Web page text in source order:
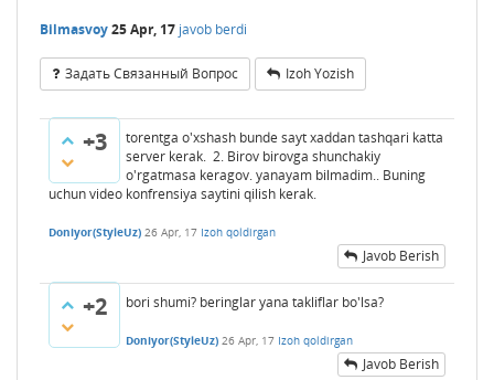
Bilmasvoy25 Apr, 17 javob berdi
Задать Связанный Вопрос Izoh Yozish
+3
torentga o'xshash bunde sayt xaddan tashqari katta
server kerak. 2. Birov birovga shunchakiy
o'rgatmasa keragov. yanayam bilmadim.. Buning
uchun video konfrensiya saytini qilish kerak.
Doniyor(StyleUz) 26 Apr, 17 Izoh qoldirgan
Javob Berish
+2 bori shumi? beringlar yana takliflar bo'lsa?
Doniyor(StyleUz) 26 Apr, 17 Izoh qoldirgan
Javob Berish